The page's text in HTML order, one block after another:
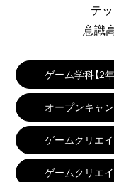
テ
意識
ゲーム学科【2
オープンキャ
ゲームクリエ
ゲームクリエ